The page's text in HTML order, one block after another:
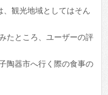
観光地域としてはそん
たところ、ユーザーの評
陶器市へ行く際の食事の